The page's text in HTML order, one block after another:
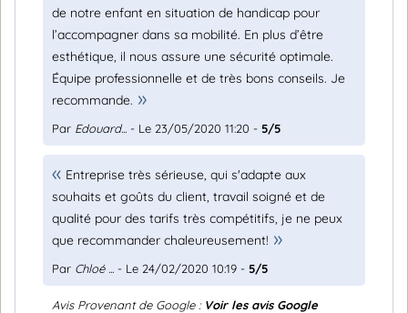
de notre enfant en situation de handicap pour
l’accompagner dans sa mobilité. En plus d’être
esthétique, il nous assure une sécurité optimale.
Équipe professionnelle et de très bons conseils. Je
recommande.
Par Edouard... - Le 23/05/2020 11:20 - 5/5
Entreprise très sérieuse, qui s'adapte aux
souhaits et goûts du client, travail soigné et de
qualité pour des tarifs très compétitifs, je ne peux
que recommander chaleureusement!
Par Chloé ... - Le 24/02/2020 10:19 - 5/5
Avis Provenant de Google : Voir les avis Google